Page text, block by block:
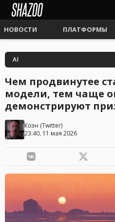
НОВОСТИ ПЛАТФОРМЫ
AI
Чем продвинутее
модели, тем чаще
демонстрируют
Коэн (Twitter)
23:40, 11 мая 2026